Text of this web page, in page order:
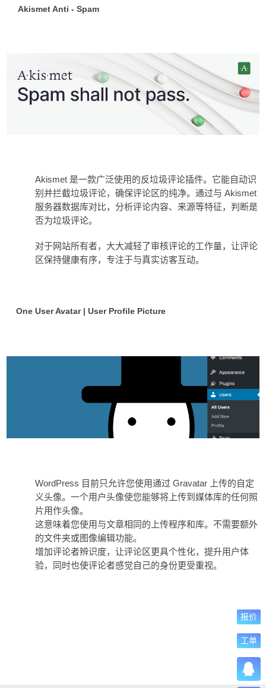
Akismet Anti - Spam
Akismet 是一款广泛使用的反垃圾评论插件。它能自动识
别并拦截垃圾评论，确保评论区的纯净。通过与 Akismet
服务器数据库对比，分析评论内容、来源等特征，判断是
否为垃圾评论。
对于网站所有者，大大减轻了审核评论的工作量，让评论
区保持健康有序，专注于与真实访客互动。
One User Avatar | User Profile Picture
WordPress 目前只允许您使用通过 Gravatar
上传的自定
义头像。一个用户头像使您能够将上传到媒体库的任何照
片用作头像。
这意味着您使用与文章相同的上传程序和库。不需要额外
的文件夹或图像编辑功能。
增加评论者辨识度，让评论区更具个性化，提升用户体
验，同时也使评论者感觉自己的身份更受重视。
报价
工单